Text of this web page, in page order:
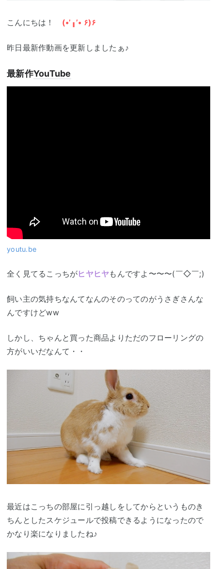
こんにちは！ (•’╻’• ۶)۶
昨日最新作動画を更新しましたぁ♪
最新作YouTube
youtu.be
全く見てるこっちがヒヤヒヤもんですよ〜〜〜(￣◇￣;)
飼い主の気持ちなんてなんのそのってのがうさぎさんな
んですけどww
しかし、ちゃんと買った商品よりただのフローリングの
方がいいだなんて・・
最近はこっちの部屋に引っ越しをしてからというものき
ちんとしたスケジュールで投稿できるようになったので
かなり楽になりましたね♪